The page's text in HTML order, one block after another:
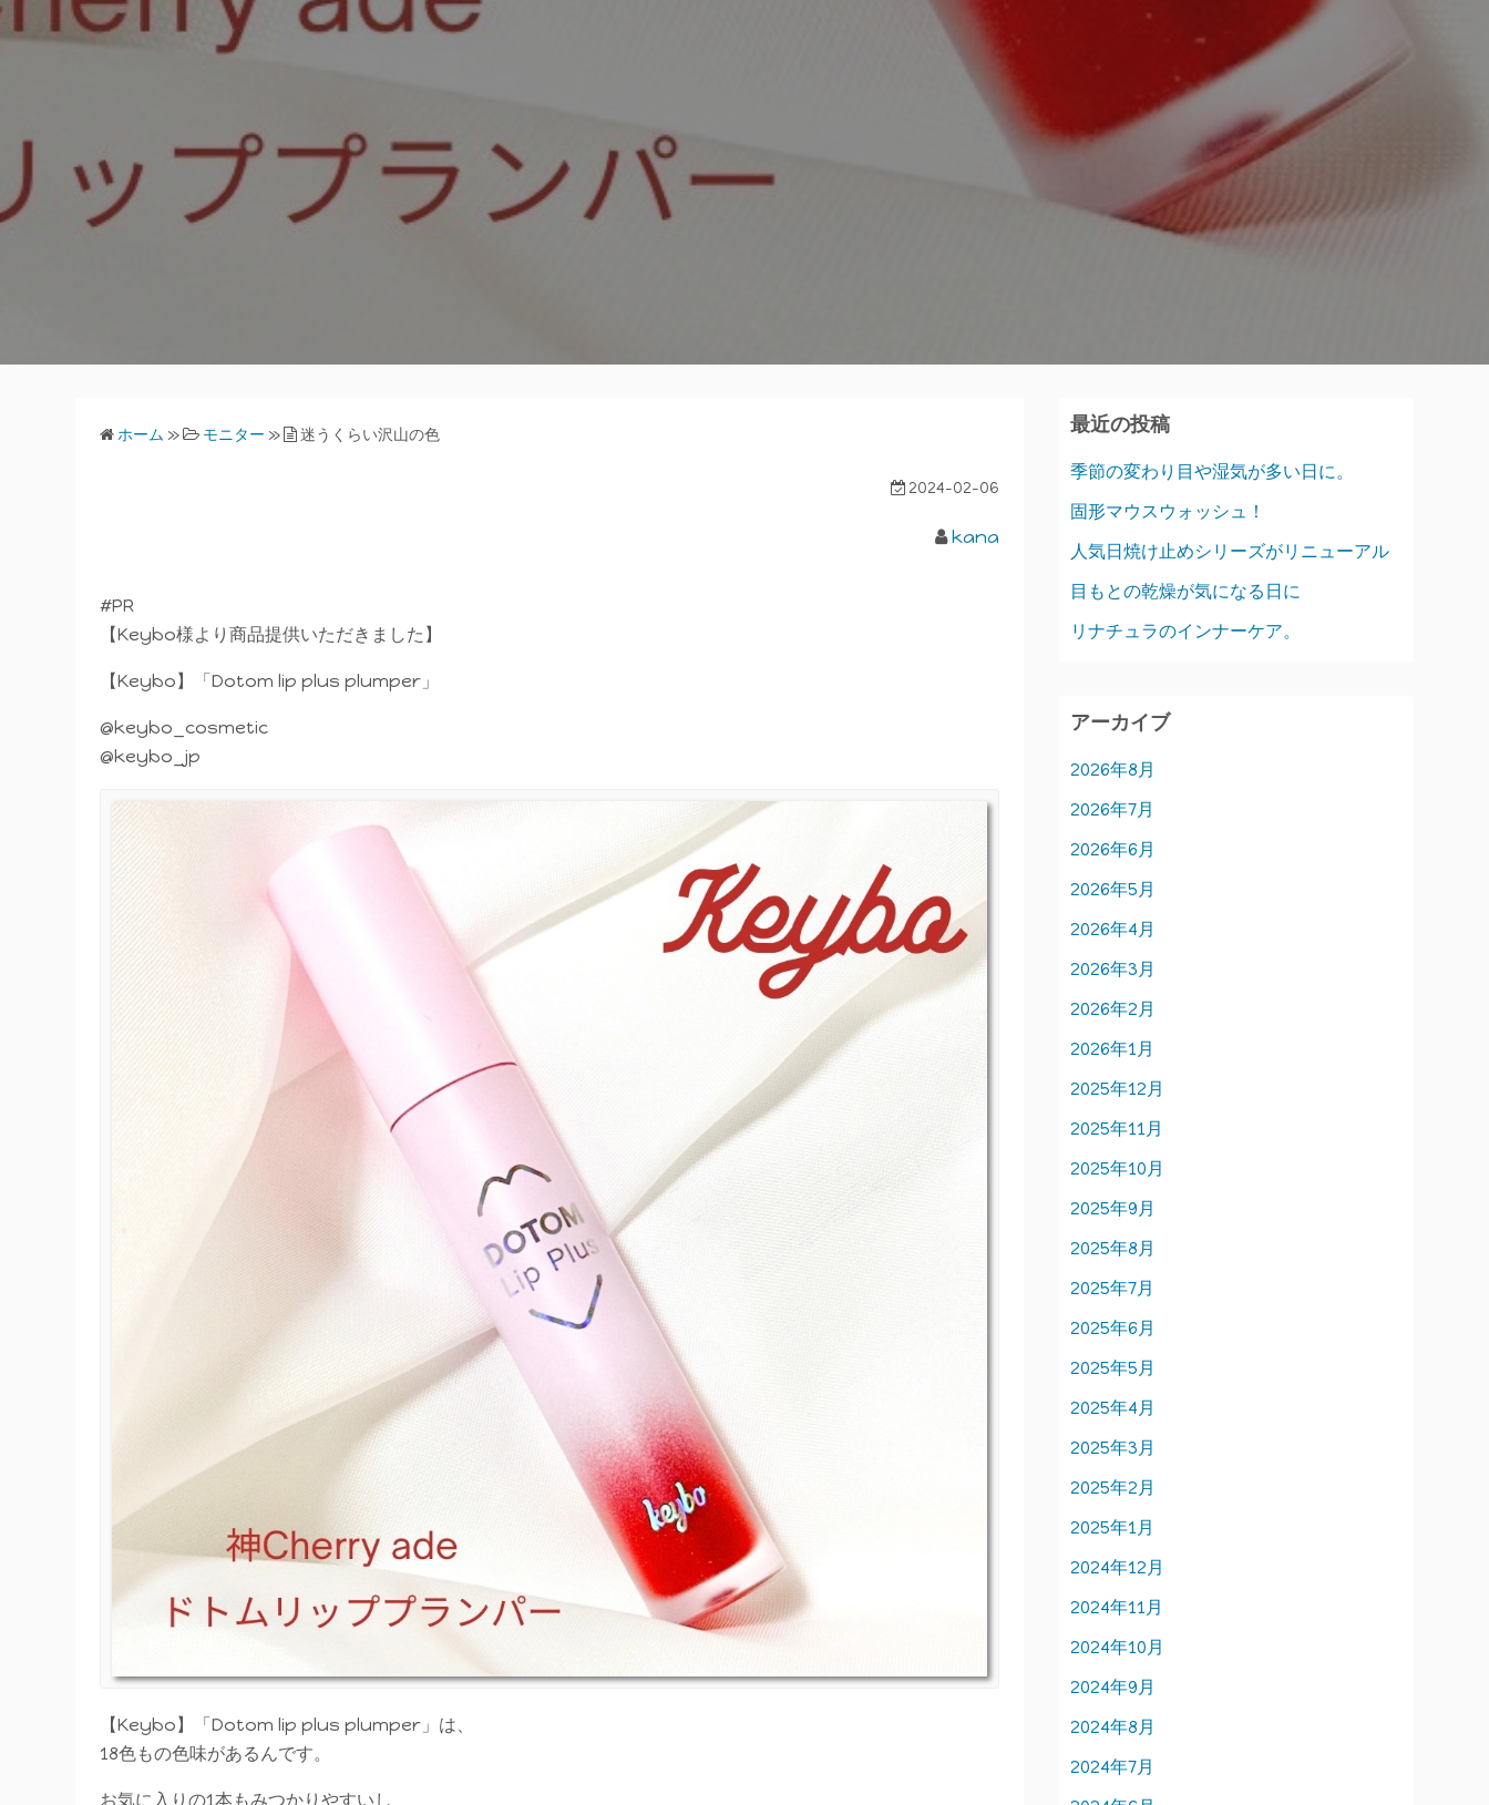
ホーム » モニター » 迷うくらい沢山の色
2024-02-06
kana
#PR
【Keybo様より商品提供いただきました】
【Keybo】「Dotom lip plus plumper」
@keybo_cosmetic
@keybo_jp
【Keybo】「Dotom lip plus plumper」は、
18色もの色味があるんです。
お気に入りの1本もみつかりやすいし
最近の投稿
季節の変わり目や湿気が多い日に。
固形マウスウォッシュ！
人気日焼け止めシリーズがリニューアル
目もとの乾燥が気になる日に
リナチュラのインナーケア。
アーカイブ
2026年8月
2026年7月
2026年6月
2026年5月
2026年4月
2026年3月
2026年2月
2026年1月
2025年12月
2025年11月
2025年10月
2025年9月
2025年8月
2025年7月
2025年6月
2025年5月
2025年4月
2025年3月
2025年2月
2025年1月
2024年12月
2024年11月
2024年10月
2024年9月
2024年8月
2024年7月